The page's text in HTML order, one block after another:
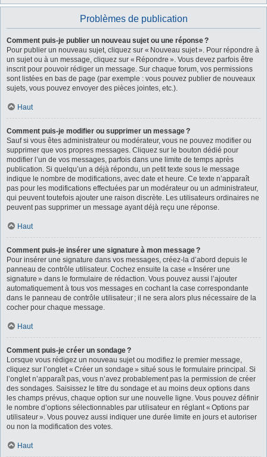
Problèmes de publication
Comment puis-je publier un nouveau sujet ou une réponse ?
Pour publier un nouveau sujet, cliquez sur « Nouveau sujet ». Pour répondre à
un sujet ou à un message, cliquez sur « Répondre ». Vous devez parfois être
inscrit pour pouvoir rédiger un message. Sur chaque forum, vos permissions
sont listées en bas de page (par exemple : vous pouvez publier de nouveaux
sujets, vous pouvez envoyer des pièces jointes, etc.).
Haut
Comment puis-je modifier ou supprimer un message ?
Sauf si vous êtes administrateur ou modérateur, vous ne pouvez modifier ou
supprimer que vos propres messages. Cliquez sur le bouton dédié pour
modifier l’un de vos messages, parfois dans une limite de temps après
publication. Si quelqu’un a déjà répondu, un petit texte sous le message
indique le nombre de modifications, avec date et heure. Ce texte n’apparaît
pas pour les modifications effectuées par un modérateur ou un administrateur,
qui peuvent toutefois ajouter une raison discrète. Les utilisateurs ordinaires ne
peuvent pas supprimer un message ayant déjà reçu une réponse.
Haut
Comment puis-je insérer une signature à mon message ?
Pour insérer une signature dans vos messages, créez-la d’abord depuis le
panneau de contrôle utilisateur. Cochez ensuite la case « Insérer une
signature » dans le formulaire de rédaction. Vous pouvez aussi l’ajouter
automatiquement à tous vos messages en cochant la case correspondante
dans le panneau de contrôle utilisateur ; il ne sera alors plus nécessaire de la
cocher pour chaque message.
Haut
Comment puis-je créer un sondage ?
Lorsque vous rédigez un nouveau sujet ou modifiez le premier message,
cliquez sur l’onglet « Créer un sondage » situé sous le formulaire principal. Si
l’onglet n’apparaît pas, vous n’avez probablement pas la permission de créer
des sondages. Saisissez le titre du sondage et au moins deux options dans
les champs prévus, chaque option sur une nouvelle ligne. Vous pouvez définir
le nombre d’options sélectionnables par utilisateur en réglant « Options par
utilisateur ». Vous pouvez aussi indiquer une durée limite en jours et autoriser
ou non la modification des votes.
Haut